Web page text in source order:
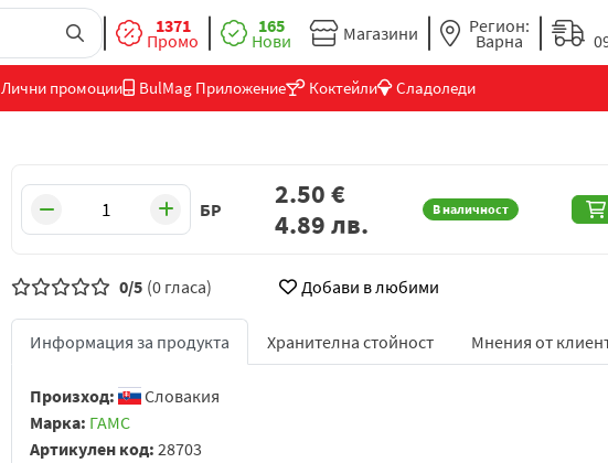
1371
Промо
165
Нови Магазини Регион:
Варна
Лични промоции BulMag Приложение Коктейли Сладоледи
БР В наличност
2.50€
4.89лв.
0/5 (0 гласа) Добави в любими
Информация за продукта Хранителна стойност Мнения от
Произход:
Словакия
Марка: ГАМС
Артикулен код: 28703